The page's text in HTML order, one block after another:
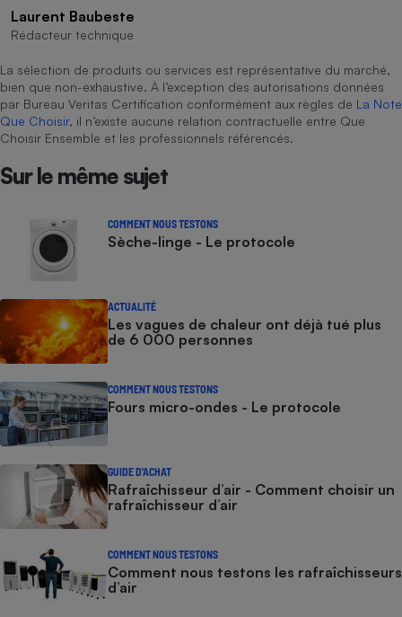
Laurent Baubeste
Rédacteur technique
La sélection de produits ou services est représentative du marché,
bien que non-exhaustive. À l’exception des autorisations données
par Bureau Veritas Certification conformément aux règles de La Note
Que Choisir, il n’existe aucune relation contractuelle entre Que
Choisir Ensemble et les professionnels référencés.
Sur le même sujet
COMMENT NOUS TESTONS
Sèche-linge - Le protocole
ACTUALITÉ
Les vagues de chaleur ont déjà tué plus
de 6 000 personnes
COMMENT NOUS TESTONS
Fours micro-ondes - Le protocole
GUIDE D'ACHAT
Rafraîchisseur d’air - Comment choisir un
rafraîchisseur d’air
COMMENT NOUS TESTONS
Comment nous testons les rafraîchisseurs
d’air